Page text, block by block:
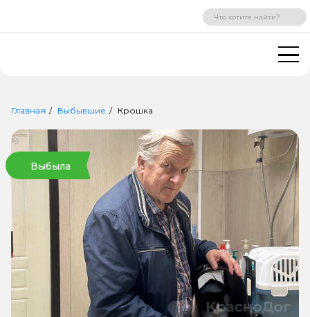
ВХОД РЕГИСТРАЦИЯ
Главная Выбывшие Крошка
Выбыла